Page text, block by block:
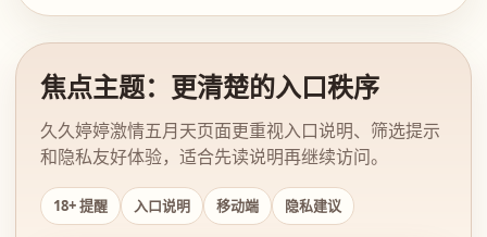
焦点主题：更清楚的入口秩序
久久婷婷激情五月天页面更重视入口说明、筛选提示
和隐私友好体验，适合先读说明再继续访问。
18+ 提醒 入口说明 移动端 隐私建议